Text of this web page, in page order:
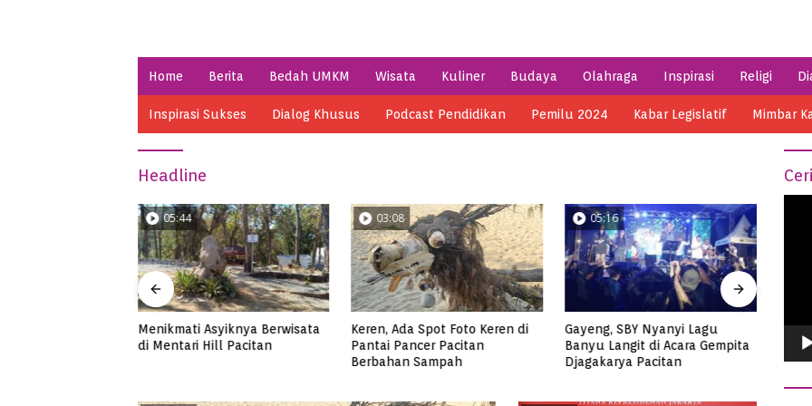
Home Berita Bedah UMKM Wisata Kuliner Budaya Olahraga Inspirasi Religi
Inspirasi Sukses Dialog Khusus Podcast Pendidikan Pemilu 2024 Kabar Legislatif Mimbar
Headline
05:44
Menikmati Asyiknya Berwisata
di Mentari Hill Pacitan
03:08
Keren, Ada Spot Foto Keren di
Pantai Pancer Pacitan
Berbahan Sampah
05:16
Gayeng, SBY Nyanyi Lagu
Banyu Langit di Acara Gempita
Djagakarya Pacitan